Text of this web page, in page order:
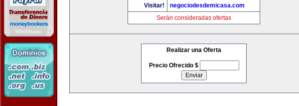
Visitar!
negociodesdemicasa.com
Serán consideradas ofertas
Realizar una Oferta
Precio Ofrecido $